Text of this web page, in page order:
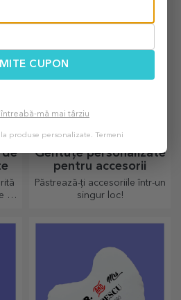
în
Gentuțe personalizate
pentru accesorii
Păstrează-ți accesoriile într-un
singur loc!
CUPON
întreabă-mă mai târziu
la produse personalizate. Termeni